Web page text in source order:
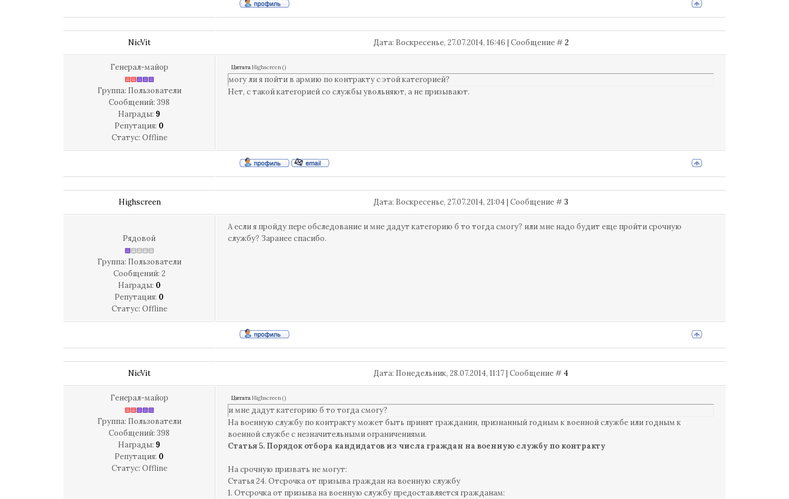
NicVit Дата: Воскресенье, 27.07.2014, 16:46 | Сообщение #2
Генерал-майор
Группа: Пользователи
Сообщений: 398
Награды: 9
Репутация: 0
Статус: Offline
ЦитатаHighscreen()
могу ли я пойти в армию по контракту с этой категорией?
Нет, с такой категорией со службы увольняют, а не призывают.
Highscreen Дата: Воскресенье, 27.07.2014, 21:04 | Сообщение #3
Рядовой
Группа: Пользователи
Сообщений: 2
Награды: 0
Репутация: 0
Статус: Offline
А если я пройду пере обследование и мне дадут категорию б то тогда смогу? или мне надо будит еще пройти срочную
службу? Заранее спасибо.
NicVit Дата: Понедельник, 28.07.2014, 11:17 | Сообщение #4
Генерал-майор
Группа: Пользователи
Сообщений: 398
Награды: 9
Репутация: 0
Статус: Offline
ЦитатаHighscreen()
и мне дадут категорию б то тогда смогу?
На военную службу по контракту может быть принят гражданин, признанный годным к военной службе или годным к
военной службе с незначительными ограничениями.
Статья 5. Порядок отбора кандидатов из числа граждан на военную службу по контракту
На срочную призвать не могут:
Статья 24. Отсрочка от призыва граждан на военную службу
1. Отсрочка от призыва на военную службу предоставляется гражданам: